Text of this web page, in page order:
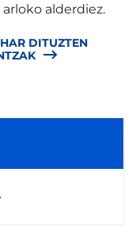
alderdiez.
DITUZTEN